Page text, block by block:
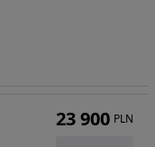
23 900 PLN